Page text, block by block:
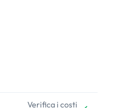
Verifica i costi